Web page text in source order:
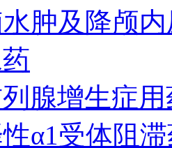
肿及降颅
腺增生症
α1受体阻